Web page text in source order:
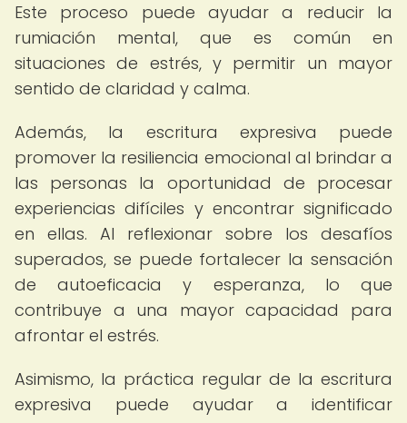
Este proceso puede ayudar a reducir la
rumiación mental, que es común en
situaciones de estrés, y permitir un mayor
sentido de claridad y calma.
Además, la escritura expresiva puede
promover la resiliencia emocional al brindar a
las personas la oportunidad de procesar
experiencias difíciles y encontrar significado
en ellas. Al reflexionar sobre los desafíos
superados, se puede fortalecer la sensación
de autoeficacia y esperanza, lo que
contribuye a una mayor capacidad para
afrontar el estrés.
Asimismo, la práctica regular de la escritura
expresiva puede ayudar a identificar